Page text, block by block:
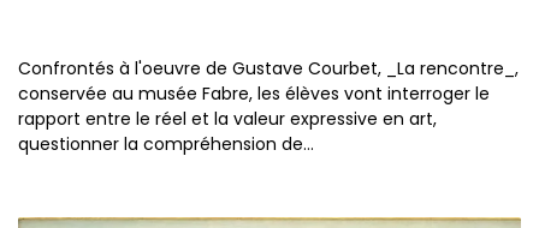
Confrontés à l'oeuvre de Gustave Courbet, _La rencontre_,
conservée au musée Fabre, les élèves vont interroger le
rapport entre le réel et la valeur expressive en art,
questionner la compréhension de…